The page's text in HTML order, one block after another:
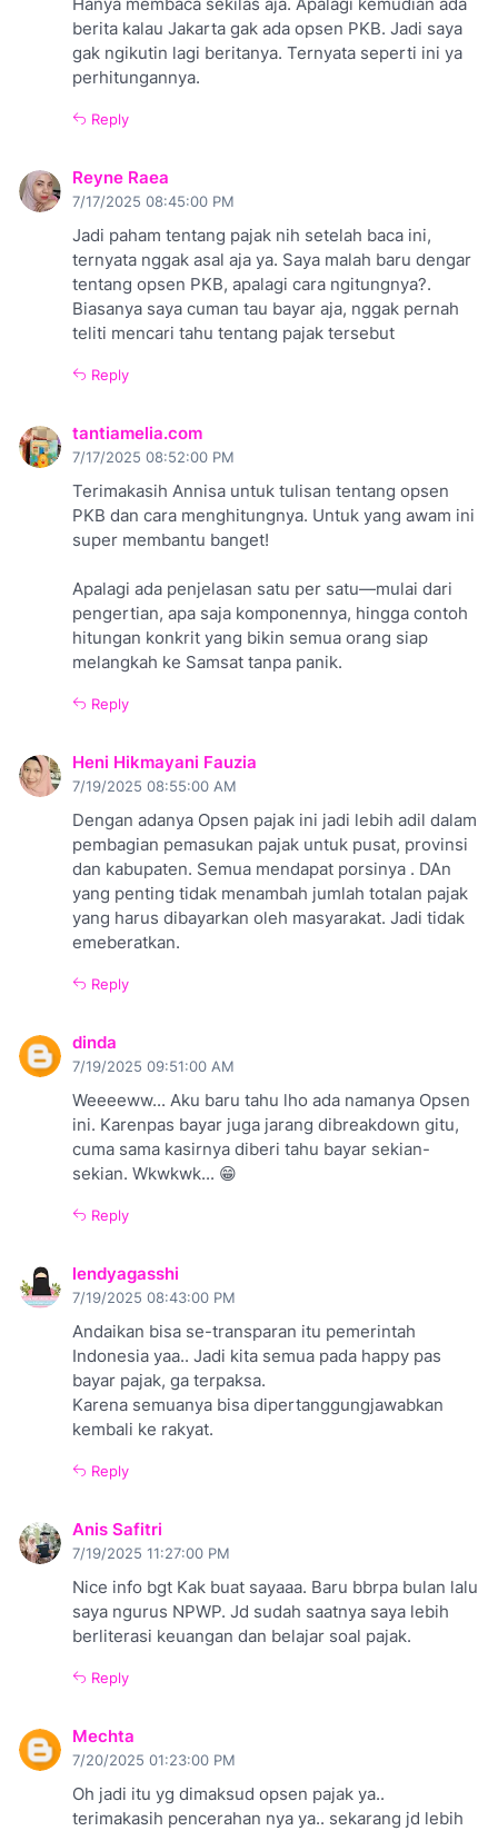
Hanya membaca sekilas aja. Apalagi kemudian ada
berita kalau Jakarta gak ada opsen PKB. Jadi saya
gak ngikutin lagi beritanya. Ternyata seperti ini ya
perhitungannya.
Reply
Reyne Raea
7/17/2025 08:45:00 PM
Jadi paham tentang pajak nih setelah baca ini,
ternyata nggak asal aja ya. Saya malah baru dengar
tentang opsen PKB, apalagi cara ngitungnya?.
Biasanya saya cuman tau bayar aja, nggak pernah
teliti mencari tahu tentang pajak tersebut
Reply
tantiamelia.com
7/17/2025 08:52:00 PM
Terimakasih Annisa untuk tulisan tentang opsen
PKB dan cara menghitungnya. Untuk yang awam ini
super membantu banget!
Apalagi ada penjelasan satu per satu—mulai dari
pengertian, apa saja komponennya, hingga contoh
hitungan konkrit yang bikin semua orang siap
melangkah ke Samsat tanpa panik.
Reply
Heni Hikmayani Fauzia
7/19/2025 08:55:00 AM
Dengan adanya Opsen pajak ini jadi lebih adil dalam
pembagian pemasukan pajak untuk pusat, provinsi
dan kabupaten. Semua mendapat porsinya . DAn
yang penting tidak menambah jumlah totalan pajak
yang harus dibayarkan oleh masyarakat. Jadi tidak
emeberatkan.
Reply
dinda
7/19/2025 09:51:00 AM
Weeeeww... Aku baru tahu lho ada namanya Opsen
ini. Karenpas bayar juga jarang dibreakdown gitu,
cuma sama kasirnya diberi tahu bayar sekian-
sekian. Wkwkwk... 😁
Reply
lendyagasshi
7/19/2025 08:43:00 PM
Andaikan bisa se-transparan itu pemerintah
Indonesia yaa.. Jadi kita semua pada happy pas
bayar pajak, ga terpaksa.
Karena semuanya bisa dipertanggungjawabkan
kembali ke rakyat.
Reply
Anis Safitri
7/19/2025 11:27:00 PM
Nice info bgt Kak buat sayaaa. Baru bbrpa bulan lalu
saya ngurus NPWP. Jd sudah saatnya saya lebih
berliterasi keuangan dan belajar soal pajak.
Reply
Mechta
7/20/2025 01:23:00 PM
Oh jadi itu yg dimaksud opsen pajak ya..
terimakasih pencerahan nya ya.. sekarang jd lebih